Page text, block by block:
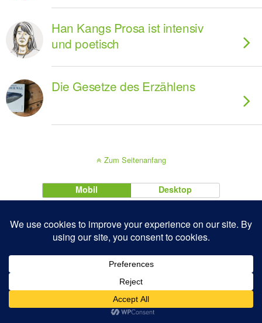
Han Kangs Prosa ist intensiv
und poetisch
Die Gesetze des Erzählens
Zum Seitenanfang
Mobil Desktop